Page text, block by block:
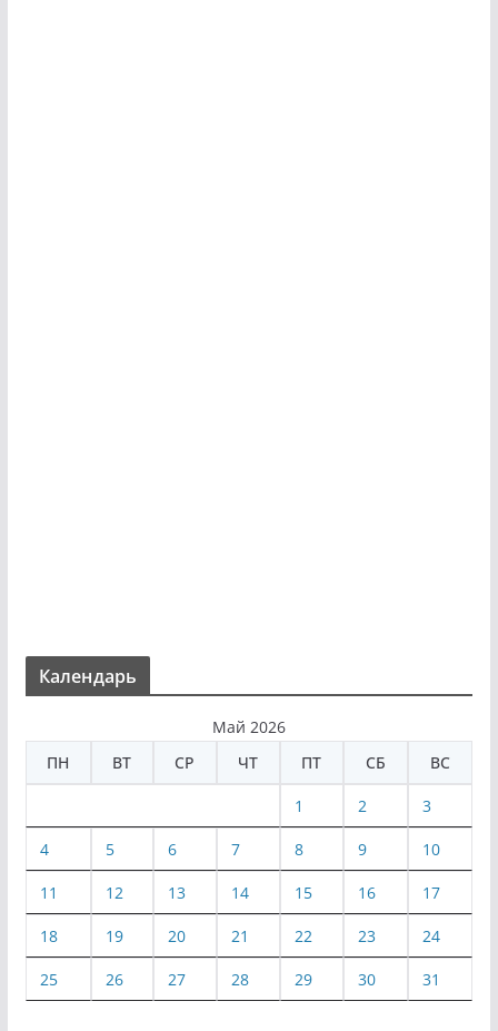
Календарь
Май 2026
ПН
ВТ СР ЧТ ПТ СБ ВС
1 2 3
4 5 6 7 8 9 10
11 12 13 14 15 16 17
18 19 20 21 22 23 24
25 26 27 28 29 30 31